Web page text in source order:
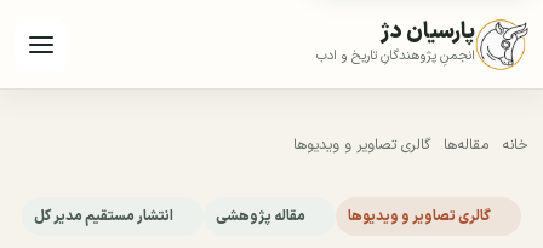
پارسیان دژ
انجمنِ پژوهندگانِ تاریخ و ادب
خانه مقاله‌ها گالری تصاویر و ویدیوها
گالری تصاویر و ویدیوها مقاله پژوهشی انتشار مستقیم مدیر کل